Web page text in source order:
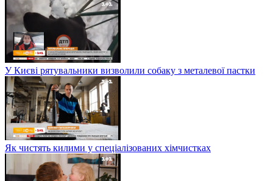
У Києві рятувальники визволили собаку з металевої пастки
Як чистять килими у спеціалізованих хімчистках